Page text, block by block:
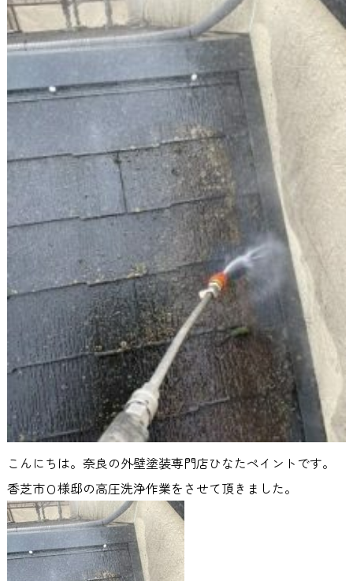
こんにちは。奈良の外壁塗装専門店ひなたペイントです。
香芝市Ｏ様邸の高圧洗浄作業をさせて頂きました。